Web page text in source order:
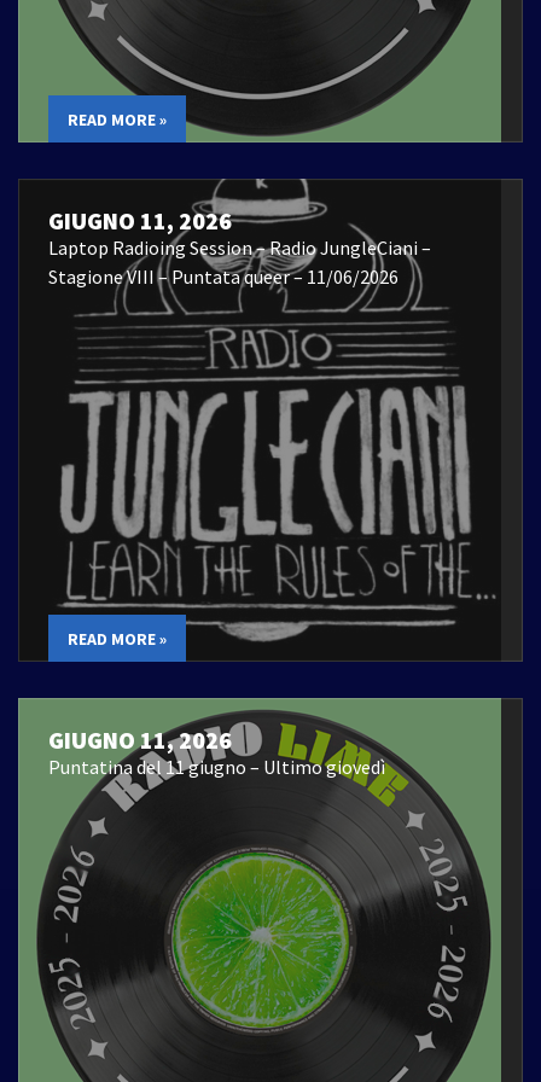
READ MORE »
GIUGNO 11, 2026
Laptop Radioing Session – Radio JungleCiani –
Stagione VIII – Puntata queer – 11/06/2026
READ MORE »
GIUGNO 11, 2026
Puntatina del 11 giugno – Ultimo giovedì